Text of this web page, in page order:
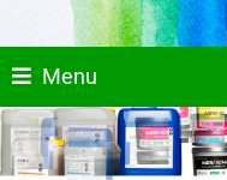
Menu